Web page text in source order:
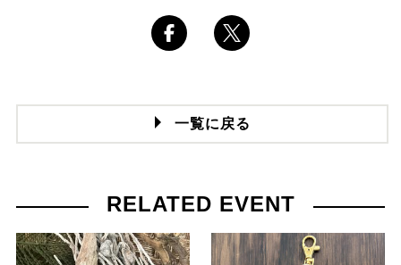
一覧に戻る
RELATED EVENT